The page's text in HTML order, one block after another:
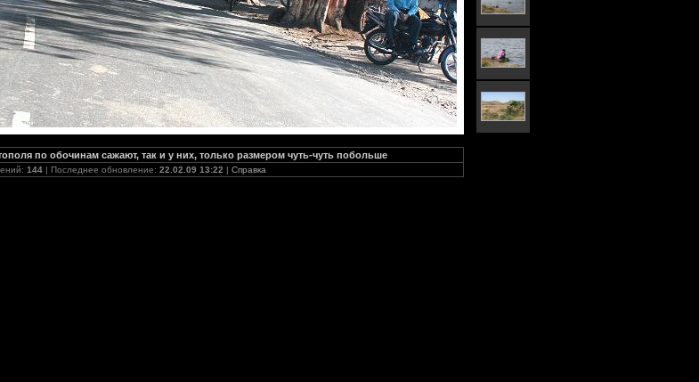
по обочинам сажают, так и у них, только размером чуть-чуть побольше
144 | Последнее обновление: 22.02.09 13:22 | Справка